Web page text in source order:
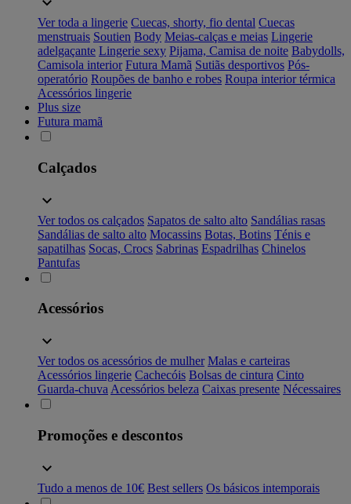
Ver toda a lingerie Cuecas, shorty, fio dental Cuecas
menstruais Soutien Body Meias-calças e meias Lingerie
adelgaçante Lingerie sexy Pijama, Camisa de noite Babydolls,
Camisola interior Futura Mamã Sutiãs desportivos Pós-
operatório Roupões de banho e robes Roupa interior térmica
Acessórios lingerie
Plus size
Futura mamã
Calçados
Ver todos os calçados Sapatos de salto alto Sandálias rasas
Sandálias de salto alto Mocassins Botas, Botins Ténis e
sapatilhas Socas, Crocs Sabrinas Espadrilhas Chinelos
Pantufas
Acessórios
Ver todos os acessórios de mulher Malas e carteiras
Acessórios lingerie Cachecóis Bolsas de cintura Cinto
Guarda-chuva Acessórios beleza Caixas presente Nécessaires
Promoções e descontos
Tudo a menos de 10€ Best sellers Os básicos intemporais